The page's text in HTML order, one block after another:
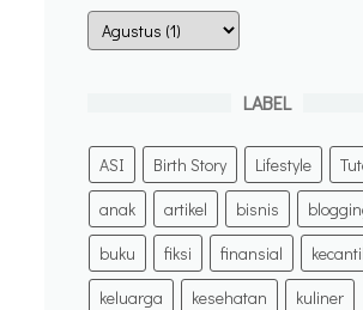
LABEL
ASI Birth Story Lifestyle
anak
artikel bisnis
buku
fiksi finansial
keluarga
kesehatan
kuliner